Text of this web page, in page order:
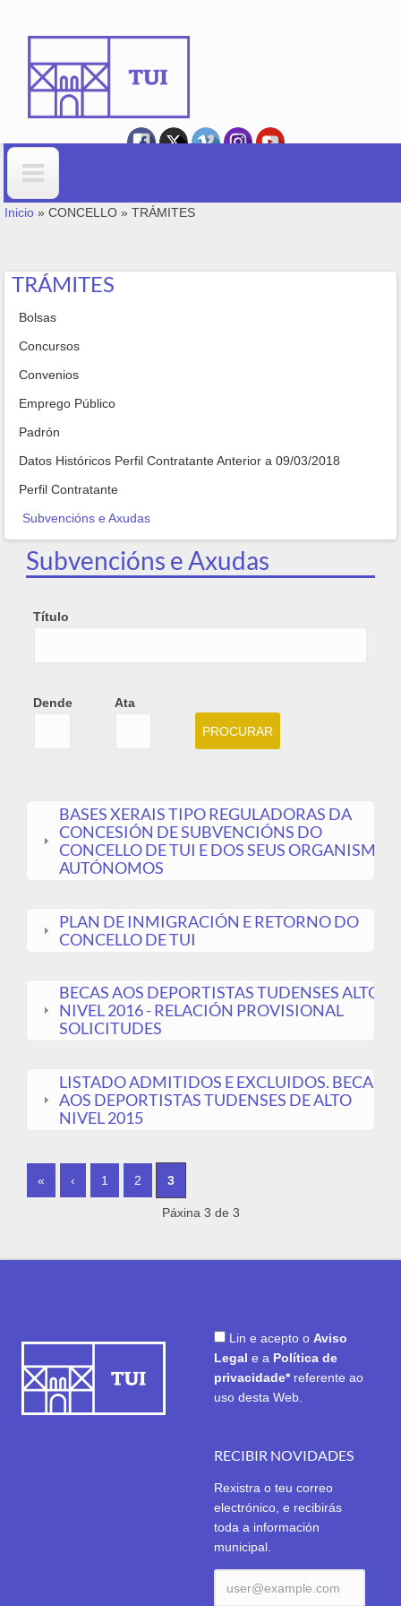
Formulario de busca
VOSTEDE ESTÁ AQUÍ
Inicio » CONCELLO » TRÁMITES
TRÁMITES
Bolsas
Concursos
Convenios
Emprego Público
Padrón
Datos Históricos Perfil Contratante Anterior a 09/03/2018
Perfil Contratante
Subvencións e Axudas
Subvencións e Axudas
Título
Dende
Ata
BASES XERAIS TIPO REGULADORAS DA
CONCESIÓN DE SUBVENCIÓNS DO
CONCELLO DE TUI E DOS SEUS ORGANISMOS
AUTÓNOMOS
PLAN DE INMIGRACIÓN E RETORNO DO
CONCELLO DE TUI
BECAS AOS DEPORTISTAS TUDENSES ALTO
NIVEL 2016 - RELACIÓN PROVISIONAL
SOLICITUDES
LISTADO ADMITIDOS E EXCLUIDOS. BECAS
AOS DEPORTISTAS TUDENSES DE ALTO
NIVEL 2015
PÁXINAS
« ‹ 1 2 3
Páxina 3 de 3
Lin e acepto o Aviso
Legal e a Política de
privacidade* referente ao
uso desta Web.
RECIBIR NOVIDADES
Rexistra o teu correo
electrónico, e recibirás
toda a información
municipal.